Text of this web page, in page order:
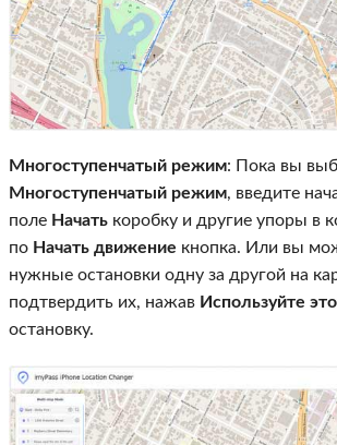
Многоступенчатый режим: Пока вы
Многоступенчатый режим, введите
поле Начать коробку и другие упоры в
по Начать движение кнопка. Или вы
нужные остановки одну за другой на
подтвердить их, нажав Используйте
остановку.